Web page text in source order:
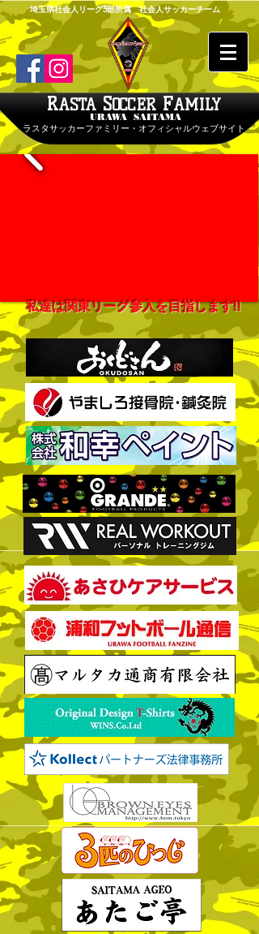
埼玉県社会人リーグ3部所属 社会人サッカーチーム
RASTASOCCERFAMILY
URAWA SAITAMA
ラスタサッカーファミリー・オフィシャルウェブサイト
私達は関東リーグ参入を目指します!!